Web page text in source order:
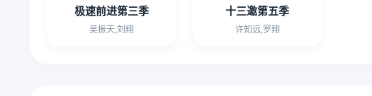
极速前进第三季
吴振天,刘翔
十三邀第五季
许知远,罗翔